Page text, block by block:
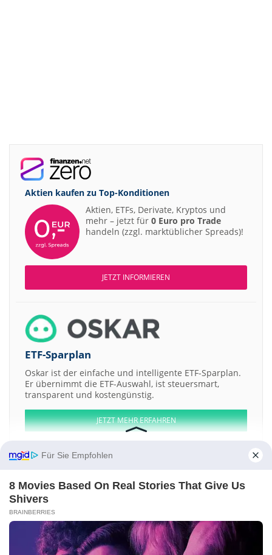
Aktien kaufen zu Top-Konditionen
Aktien, ETFs, Derivate, Kryptos und
mehr – jetzt für 0 Euro pro Trade
handeln (zzgl. marktüblicher Spreads)!
JETZT INFORMIEREN
ETF-Sparplan
Oskar ist der einfache und intelligente ETF-Sparplan.
Er übernimmt die ETF-Auswahl, ist steuersmart,
transparent und kostengünstig.
JETZT MEHR ERFAHREN
Aktien ATX DAX EuroStoxx 50 Dow Jones NASDAQ 100 Nikkei 225
Weitere Aktien:
PT Bank Negara Indonesia
Superclick Glowpoint
Adanac Moly
Highbank Resources LtdShs
Für Sie Empfohlen
8 Movies Based On Real Stories That Give Us
Shivers
BRAINBERRIES